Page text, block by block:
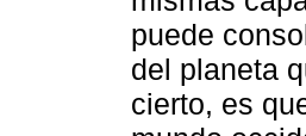
puede
del planeta
cierto, es